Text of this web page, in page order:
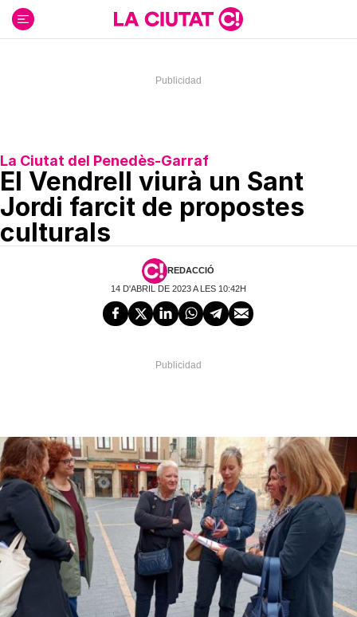
contenido
La Ciutat del Penedès-Garraf
El Vendrell viurà un Sant
Jordi farcit de propostes
culturals
REDACCIÓ
14 D'ABRIL DE 2023 A LES 10:42H